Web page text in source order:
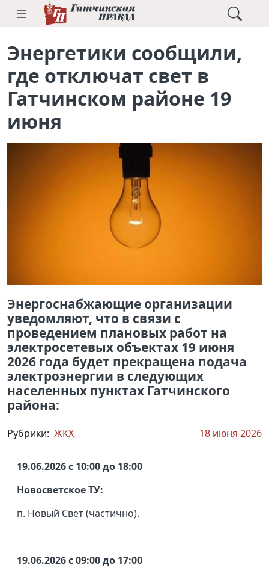
Энергетики сообщили,
где отключат свет в
Гатчинском районе 19
июня
Энергоснабжающие организации
уведомляют, что в связи с
проведением плановых работ на
электросетевых объектах 19 июня
2026 года будет прекращена подача
электроэнергии в следующих
населенных пунктах Гатчинского
района:
Рубрики: ЖКХ 18 июня 2026
19.06.2026 с 10:00 до 18:00
Новосветское ТУ:
п. Новый Свет (частично).
19.06.2026 с 09:00 до 17:00